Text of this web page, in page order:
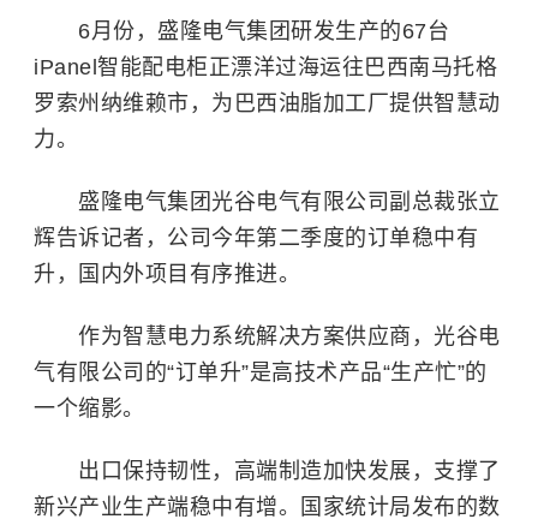
6月份，盛隆电气集团研发生产的67台
iPanel智能配电柜正漂洋过海运往巴西南马托格
罗索州纳维赖市，为巴西油脂加工厂提供智慧动
力。
盛隆电气集团光谷电气有限公司副总裁张立
辉告诉记者，公司今年第二季度的订单稳中有
升，国内外项目有序推进。
作为智慧电力系统解决方案供应商，光谷电
气有限公司的“订单升”是高技术产品“生产忙”的
一个缩影。
出口保持韧性，高端制造加快发展，支撑了
新兴产业生产端稳中有增。国家统计局发布的数